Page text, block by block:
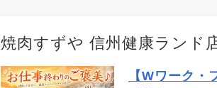
焼肉すずや 信州健康ランド
【Wワーク